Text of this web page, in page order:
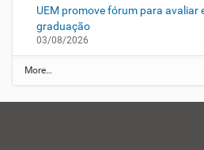
UEM promove fórum para avaliar
graduação
03/08/2026
N
O
More…